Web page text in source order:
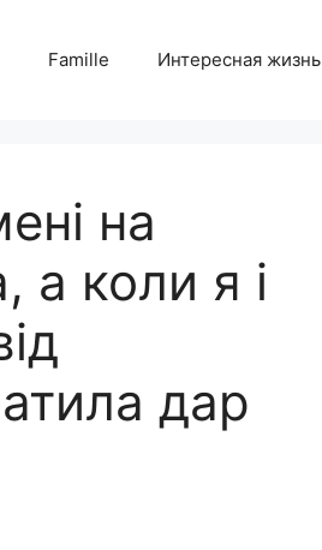
Famille Интересная жизнь
на
а коли я і
дар